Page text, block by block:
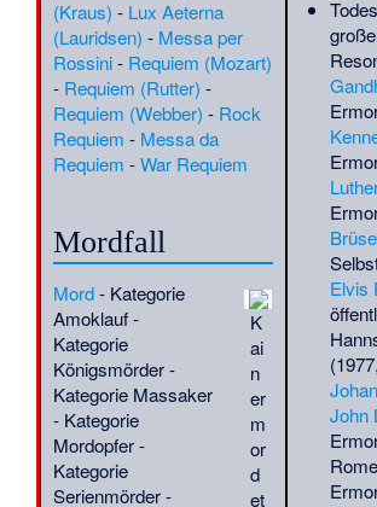
Kröber
BIO)·
Becker
Paul
Plesiosaurier(
Propelargus(
Radoslav
Raissa
Obodowskaja
Riojasuchus(
Bünsow
Robert Lynn
(Unternehmer)
Sloss
QS-
BIO)·
Nachtreiher(
BIO)·
von
(Kraus) - Lux Aeterna
(Lauridsen) - Messa per
Rossini- Requiem (Mozart)
- Requiem (Rutter) -
Requiem (Webber) - Rock
Requiem - Messa da
Requiem -War Requiem
Mordfall
K
ai
n
er
m
or
d
et
Mord- Kategorie
Amoklauf-
Kategorie
Königsmörder-
Kategorie Massaker
- Kategorie
Mordopfer-
Kategorie
Serienmörder-
Elvis
John